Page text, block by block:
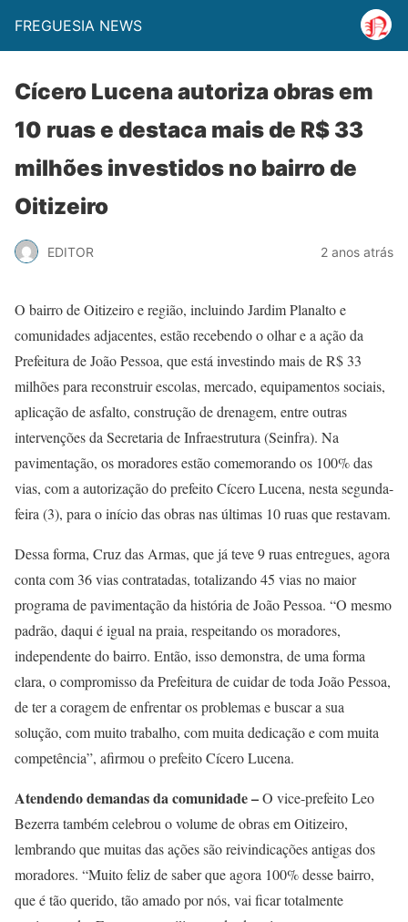
FREGUESIA NEWS
Cícero Lucena autoriza obras em
10 ruas e destaca mais de R$ 33
milhões investidos no bairro de
Oitizeiro
EDITOR 2 anos atrás
O bairro de Oitizeiro e região, incluindo Jardim Planalto e
comunidades adjacentes, estão recebendo o olhar e a ação da
Prefeitura de João Pessoa, que está investindo mais de R$ 33
milhões para reconstruir escolas, mercado, equipamentos sociais,
aplicação de asfalto, construção de drenagem, entre outras
intervenções da Secretaria de Infraestrutura (Seinfra). Na
pavimentação, os moradores estão comemorando os 100% das
vias, com a autorização do prefeito Cícero Lucena, nesta segunda-
feira (3), para o início das obras nas últimas 10 ruas que restavam.
Dessa forma, Cruz das Armas, que já teve 9 ruas entregues, agora
conta com 36 vias contratadas, totalizando 45 vias no maior
programa de pavimentação da história de João Pessoa. “O mesmo
padrão, daqui é igual na praia, respeitando os moradores,
independente do bairro. Então, isso demonstra, de uma forma
clara, o compromisso da Prefeitura de cuidar de toda João Pessoa,
de ter a coragem de enfrentar os problemas e buscar a sua
solução, com muito trabalho, com muita dedicação e com muita
competência”, afirmou o prefeito Cícero Lucena.
Atendendo demandas da comunidade –O vice-prefeito Leo
Bezerra também celebrou o volume de obras em Oitizeiro,
lembrando que muitas das ações são reivindicações antigas dos
moradores. “Muito feliz de saber que agora 100% desse bairro,
que é tão querido, tão amado por nós, vai ficar totalmente